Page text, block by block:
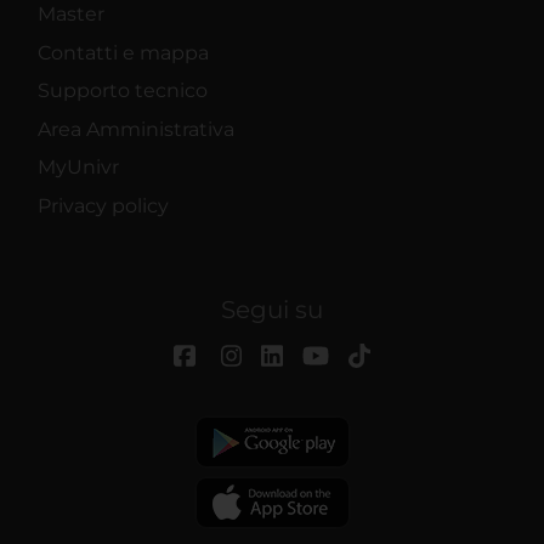
Master
Contatti e mappa
Supporto tecnico
Area Amministrativa
MyUnivr
Privacy policy
Segui su